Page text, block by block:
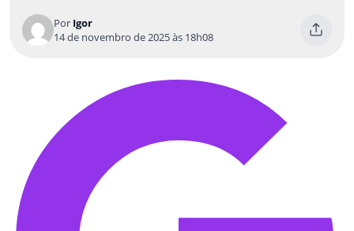
Por Igor
14 de novembro de 2025 às 18h08